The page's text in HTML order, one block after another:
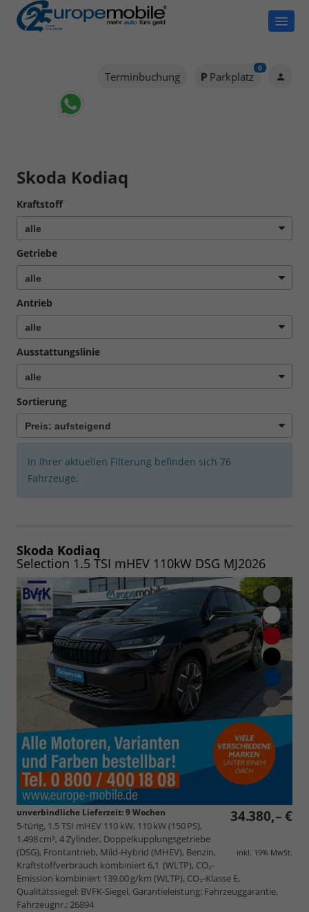
Terminbuchung Parkplatz
0
Skoda Kodiaq
Kraftstoff
Getriebe
Antrieb
Ausstattungslinie
Sortierung
In Ihrer aktuellen Filterung befinden sich 76
Fahrzeuge:
Skoda Kodiaq
Selection 1.5 TSI mHEV 110kW DSG MJ2026
34.380,– €
inkl. 19% MwSt.
unverbindliche Lieferzeit:9 Wochen
5-türig, 1.5 TSI mHEV 110 kW, 110 kW (150 PS),
1.498 cm³, 4 Zylinder, Doppelkupplungsgetriebe
(DSG), Frontantrieb, Mild-Hybrid (MHEV), Benzin,
Kraftstoffverbrauch kombiniert 6,1 (WLTP), CO₂-
Emission kombiniert 139.00 g/km (WLTP), CO₂-Klasse E,
Qualitätssiegel: BVFK-Siegel, Garantieleistung: Fahrzeuggarantie,
Fahrzeugnr.: 26894